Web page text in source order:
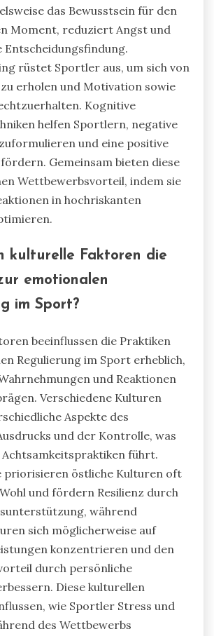
das Bewusstsein für den
Moment, reduziert Angst und
Entscheidungsfindung.
rüstet Sportler aus, um sich von
zu erholen und Motivation sowie
Kognitive
helfen Sportlern, negative
und eine positive
Gemeinsam bieten diese
Wettbewerbsvorteil, indem sie
in hochriskanten
kulturelle Faktoren die
emotionalen
im Sport?
beeinflussen die Praktiken
Regulierung im Sport erheblich,
und Reaktionen
Verschiedene Kulturen
Aspekte des
und der Kontrolle, was
führt.
priorisieren östliche Kulturen oft
und fördern Resilienz durch
während
sich möglicherweise auf
konzentrieren und den
durch persönliche
Diese kulturellen
wie Sportler Stress und
des Wettbewerbs